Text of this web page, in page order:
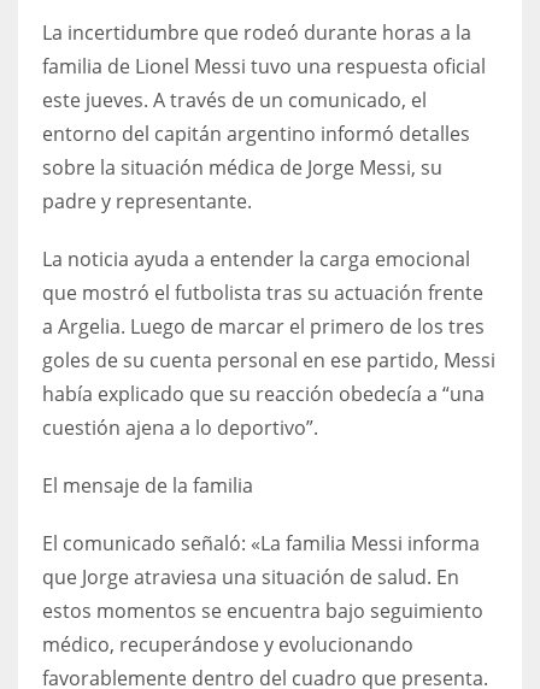
34
6
DEN
PIT
20
19
NYG
La incertidumbre que rodeó durante horas a la
familia de Lionel Messi tuvo una respuesta oficial
este jueves. A través de un comunicado, el
entorno del capitán argentino informó detalles
sobre la situación médica de Jorge Messi, su
padre y representante.
La noticia ayuda a entender la carga emocional
que mostró el futbolista tras su actuación frente
a Argelia. Luego de marcar el primero de los tres
goles de su cuenta personal en ese partido, Messi
había explicado que su reacción obedecía a “una
cuestión ajena a lo deportivo”.
El mensaje de la familia
El comunicado señaló: «La familia Messi informa
que Jorge atraviesa una situación de salud. En
estos momentos se encuentra bajo seguimiento
médico, recuperándose y evolucionando
favorablemente dentro del cuadro que presenta.